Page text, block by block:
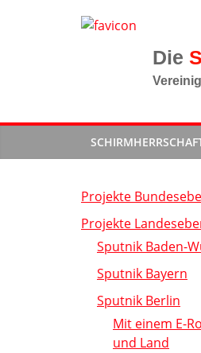
Projekte
Projekte
Sputnik Baden-
Sputnik Bayern
Sputnik Berlin
Mit einem E-
und Land